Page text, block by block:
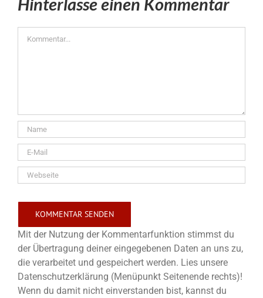
Hinterlasse einen Kommentar
Mit der Nutzung der Kommentarfunktion stimmst du
der Übertragung deiner eingegebenen Daten an uns zu,
die verarbeitet und gespeichert werden. Lies unsere
Datenschutzerklärung (Menüpunkt Seitenende rechts)!
Wenn du damit nicht einverstanden bist, kannst du